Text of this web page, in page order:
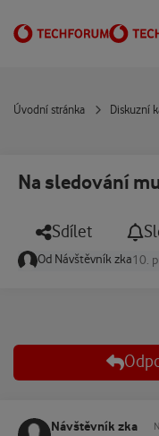
Úvodní stránka Diskuzní
Na sledování
Sdílet
Od Návštěvník zka10.
Návštěvník zka